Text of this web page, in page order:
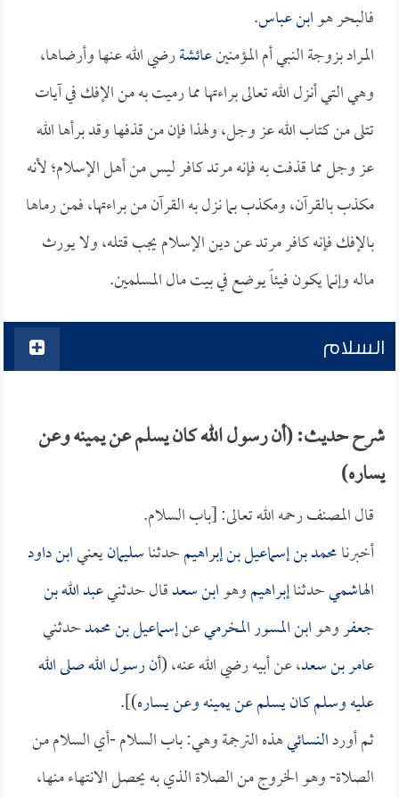
فالبحر هوابن عباس.
المراد بزوجة النبي أم المؤمنينعائشةرضي الله عنها وأرضاها،
وهي التي أنزل الله تعالى براءتها مما رميت به من الإفك في آيات
تتلى من كتاب الله عز وجل، ولهذا فإن من قذفها وقد برأها الله
عز وجل مما قذفت به فإنه مرتد كافر ليس من أهل الإسلام؛ لأنه
مكذب بالقرآن، ومكذب بما نزل به القرآن من براءتها، فمن رماها
بالإفك فإنه كافر مرتد عن دين الإسلام يجب قتله، ولا يورث
ماله وإنما يكون فيئاً يوضع في بيت مال المسلمين.
السلام
شرح حديث: (أن رسول الله كان يسلم عن يمينه وعن
يساره)
قال المصنف رحمه الله تعالى: [باب السلام.
أخبرنامحمد بن إسماعيل بن إبراهيمحدثناسليمانيعنيابن داود
الهاشميحدثناإبراهيموهوابن سعدقال حدثنيعبد الله بن
جعفروهوابن المسور المخرميعنإسماعيل بن محمدحدثني
عامر بن سعد، عن أبيه رضي الله عنه، (أن رسول الله صلى الله
عليه وسلم كان يسلم عن يمينه وعن يساره)].
ثم أوردالنسائيهذه الترجمة وهي: باب السلام -أي السلام من
الصلاة- وهو الخروج من الصلاة الذي به يحصل الانتهاء منها،